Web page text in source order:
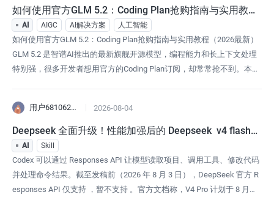
如何使用官方GLM 5.2：Coding Plan抢购指南与实用教程
（2026最新）
AI AIGC AI解决方案 人工智能
如何使用官方GLM 5.2：Coding Plan抢购指南与实用教程（2026最新）
GLM 5.2 是智谱AI推出的最新旗舰开源模型，编程能力和长上下文处理
特别强，很多开发者想用官方的Coding Plan订阅，却常常抢不到。本文
上手使用。GLM 5.2 是
用户6810629792506 2026-08-04
Deepseek 全面升级！性能加强后的 Deepseek  v4 flash
支持Codex 接入
AI Skill
Codex 可以通过 Responses API 让模型读取项目、调用工具、修改代码
并处理命令结果。截至发稿前（2026 年 8 月 3 日），DeepSeek 官方 R
esponses API 仅支持 ，暂不支持 。官方文档称，V4 Pro 计划于 8 月初